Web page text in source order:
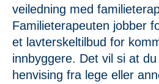
veiledning med
Familieterapeuten jobber
et lavterskeltilbud for
innbyggere. Det vil si at
henvising fra lege eller